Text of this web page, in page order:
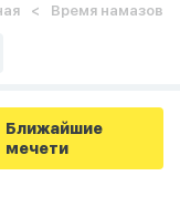
Время намазов
Ближайшие
мечети